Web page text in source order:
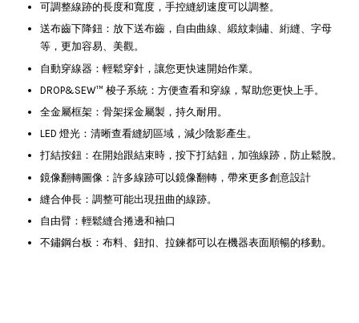
可調整線跡的長度和寬度，手控縫紉速度可以調整。
送布齒下降鈕：放下送布齒，自由曲線、緞紋刺繡、絎縫、字母
等，更加容易、美觀。
自動穿線器：輕鬆穿針，讓您更快速開始作業。
DROP&SEW™ 梭子系統：方便查看和穿線，幫助您更快上手。
全金屬框架：骨架採金屬製，持久耐用。
LED 燈光：清晰查看縫紉區域，減少陰影產生。
打結按鈕：在開始跟結束時，按下打結鈕，加強線跡，防止鬆脫。
鏡像翻轉圖像：許多線跡可以鏡像翻轉，帶來更多創意設計
縫合伸長：調整可能出現扭曲的線跡。
自由臂：輕鬆縫合捲邊和袖口
不鏽鋼台板：布料、鈕扣、拉鍊都可以在機器表面順暢的移動。